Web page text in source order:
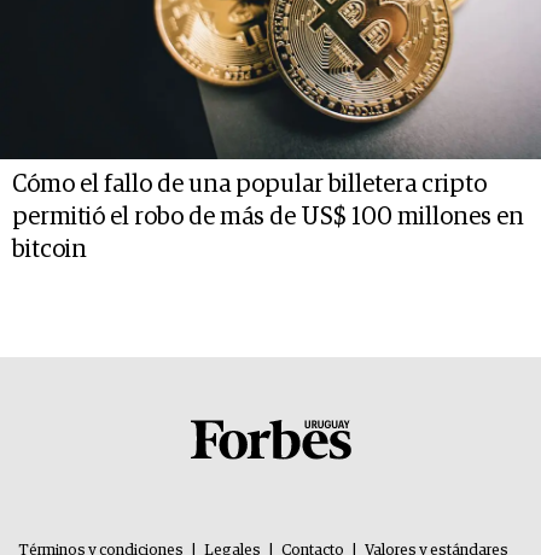
Cómo el fallo de una popular billetera cripto
permitió el robo de más de US$ 100 millones en
bitcoin
Términos y condiciones Legales Contacto Valores y estándares